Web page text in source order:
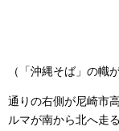
（「沖縄そば」の幟
通りの右側が尼崎市
ルマが南から北へ走